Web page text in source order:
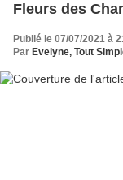
Fleurs des
Publié le 07/07/2021 à
Par Evelyne, Tout